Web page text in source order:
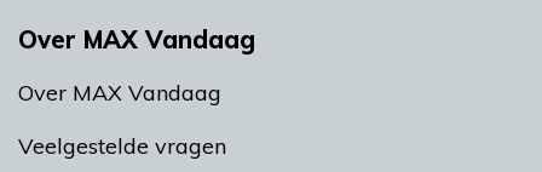
Over MAX Vandaag
Over MAX Vandaag
Veelgestelde vragen